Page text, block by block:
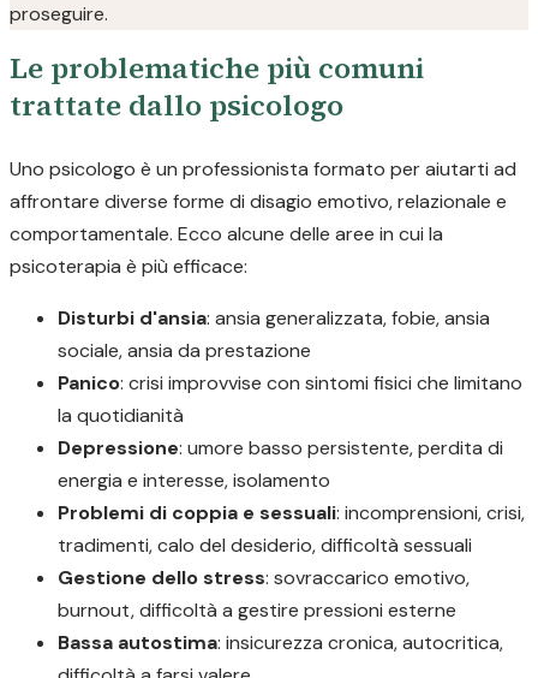
proseguire.
Le problematiche più comuni
trattate dallo psicologo
Uno psicologo è un professionista formato per aiutarti ad
affrontare diverse forme di disagio emotivo, relazionale e
comportamentale. Ecco alcune delle aree in cui la
psicoterapia è più efficace:
Disturbi d'ansia: ansia generalizzata, fobie, ansia
sociale, ansia da prestazione
Panico: crisi improvvise con sintomi fisici che limitano
la quotidianità
Depressione: umore basso persistente, perdita di
energia e interesse, isolamento
Problemi di coppia e sessuali: incomprensioni, crisi,
tradimenti, calo del desiderio, difficoltà sessuali
Gestione dello stress: sovraccarico emotivo,
burnout, difficoltà a gestire pressioni esterne
Bassa autostima: insicurezza cronica, autocritica,